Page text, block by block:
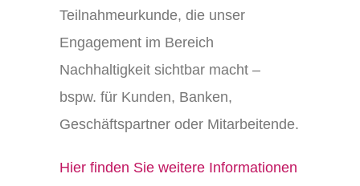
Teilnahmeurkunde, die unser
Engagement im Bereich
Nachhaltigkeit sichtbar macht –
bspw. für Kunden, Banken,
Geschäftspartner oder Mitarbeitende.
Hier finden Sie weitere Informationen